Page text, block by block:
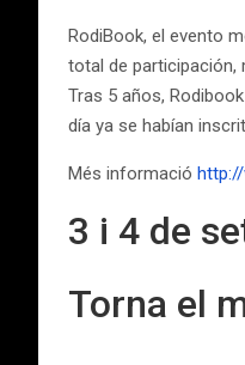
RodiBook, el evento
total de participación,
Tras 5 años,
día ya se habían
Més informació
3 i 4 de
Torna el